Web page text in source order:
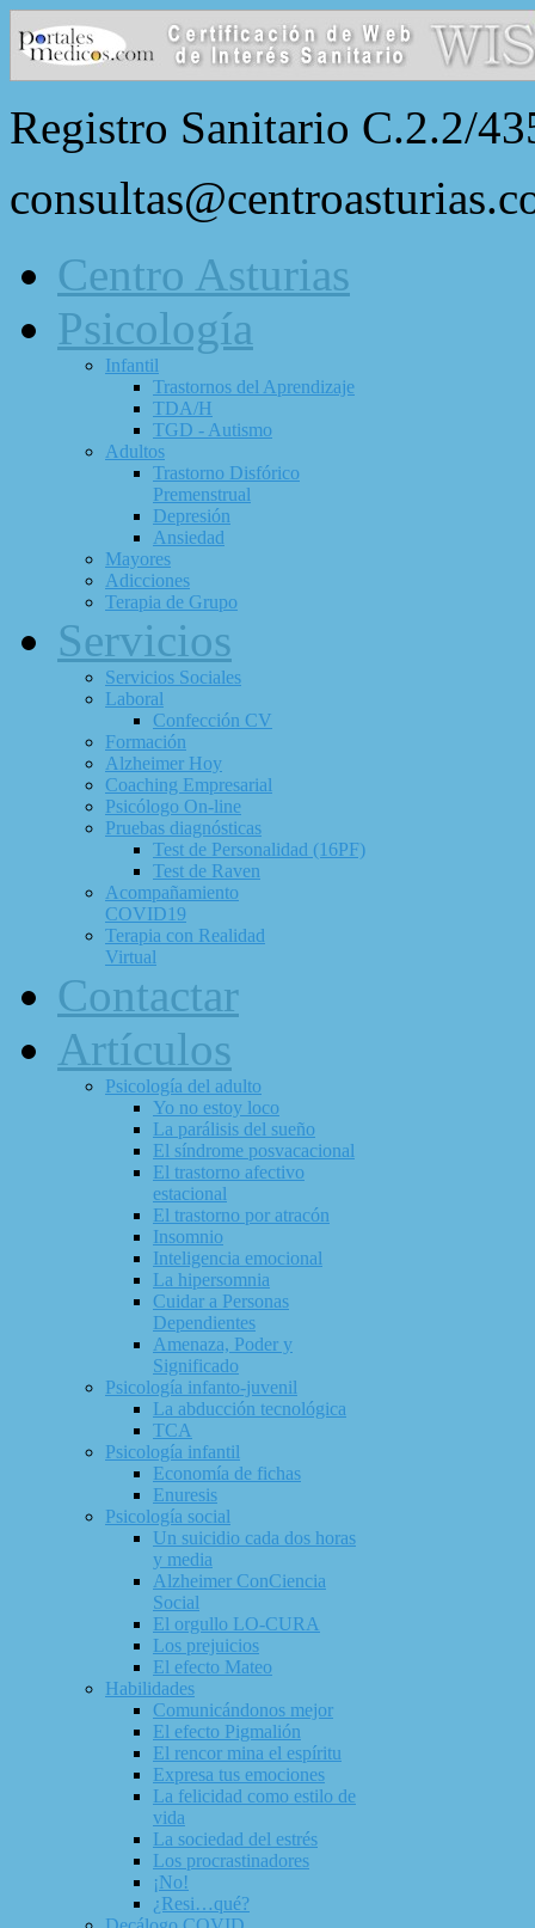
Registro Sanitario C.2.2/
Centro Asturias
Psicología
Infantil
Trastornos del Aprendizaje
TDA/H
TGD - Autismo
Adultos
Trastorno Disfórico
Premenstrual
Depresión
Ansiedad
Mayores
Adicciones
Terapia de Grupo
Servicios
Servicios Sociales
Laboral
Confección CV
Formación
Alzheimer Hoy
Coaching Empresarial
Psicólogo On-line
Pruebas diagnósticas
Test de Personalidad (16PF)
Test de Raven
Acompañamiento
COVID19
Terapia con Realidad
Virtual
Contactar
Artículos
Psicología del adulto
Yo no estoy loco
La parálisis del sueño
El síndrome posvacacional
El trastorno afectivo
estacional
El trastorno por atracón
Insomnio
Inteligencia emocional
La hipersomnia
Cuidar a Personas
Dependientes
Amenaza, Poder y
Significado
Psicología infanto-juvenil
La abducción tecnológica
TCA
Psicología infantil
Economía de fichas
Enuresis
Psicología social
Un suicidio cada dos horas
y media
Alzheimer ConCiencia
Social
El orgullo LO-CURA
Los prejuicios
El efecto Mateo
Habilidades
Comunicándonos mejor
El efecto Pigmalión
El rencor mina el espíritu
Expresa tus emociones
La felicidad como estilo de
vida
La sociedad del estrés
Los procrastinadores
¡No!
¿Resi…qué?